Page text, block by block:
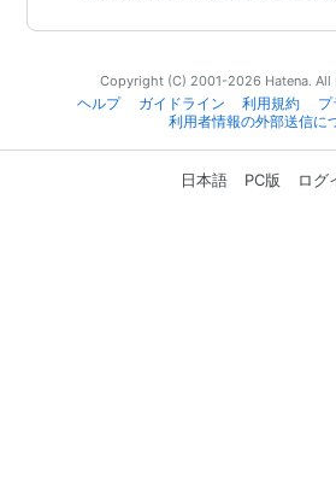
Copyright (C) 2001-2026 Hatena. All
ヘルプ
ガイドライン 利用規約
プ
利用者情報の外部送信に
日本語 PC版 ログ